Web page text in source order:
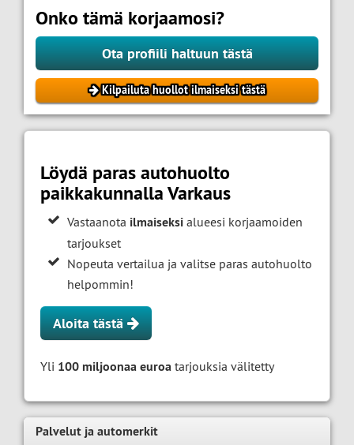
Onko tämä korjaamosi?
Ota profiili haltuun tästä
Kilpailuta huollot ilmaiseksi tästä
Löydä paras autohuolto
paikkakunnalla Varkaus
Vastaanota ilmaiseksi alueesi korjaamoiden
tarjoukset
Nopeuta vertailua ja valitse paras autohuolto
helpommin!
Aloita tästä
Yli 100 miljoonaa euroa tarjouksia välitetty
Palvelut ja automerkit